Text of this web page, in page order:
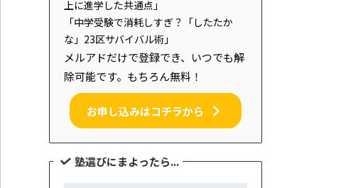
上に進学した共通点」
「中学受験で消耗しすぎ？「したたか
な」23区サバイバル術」
メルアドだけで登録でき、いつでも解
除可能です。もちろん無料！
お申し込みはコチラから
塾選びにまよったら...